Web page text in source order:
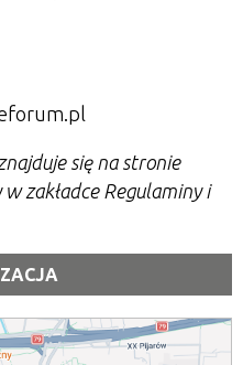
się na stronie
zakładce Regulaminy i